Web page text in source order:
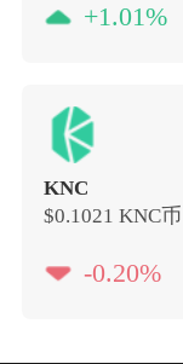
+1.01%
KNC
$0.1021 KNC币
-0.20%